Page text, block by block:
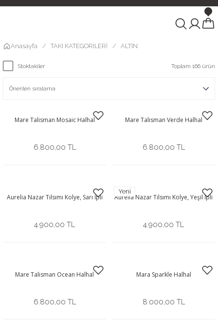
Anasayfa TAKI KATEGORİLERİ ALTIN
Stoktakiler Toplam 166 ürün
Mare Talisman Mosaic Halhal
6.800,00 TL
Mare Talisman Verde Halhal
6.800,00 TL
Aurelia Nazar Tılsımı Kolye, Sarı İpli
4.900,00 TL
Yeni
Aurelia Nazar Tılsımı Kolye, Yeşil İpli
4.900,00 TL
Mare Talisman Ocean Halhal
6.800,00 TL
Mara Sparkle Halhal
8.000,00 TL